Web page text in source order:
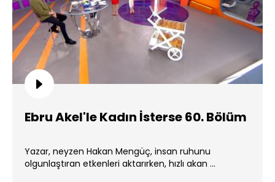
Ebru Akel'le Kadın İsterse 60. Bölüm
Yazar, neyzen Hakan Mengüç, insan ruhunu
olgunlaştıran etkenleri aktarırken, hızlı akan ...